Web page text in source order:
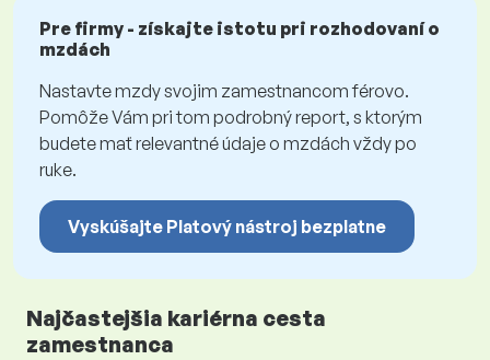
Pre firmy - získajte istotu pri rozhodovaní o
mzdách
Nastavte mzdy svojim zamestnancom férovo.
Pomôže Vám pri tom podrobný report, s ktorým
budete mať relevantné údaje o mzdách vždy po
ruke.
Vyskúšajte Platový nástroj bezplatne
Najčastejšia kariérna cesta
zamestnanca